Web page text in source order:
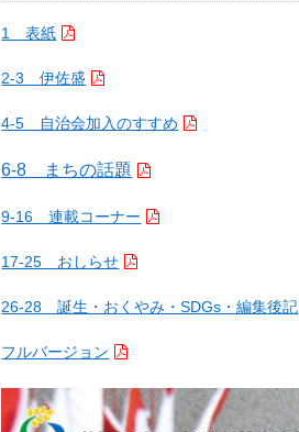
1 表紙
2-3 伊佐盛
4-5 自治会加入のすすめ
6-8 まちの話題
9-16 連載コーナー
17-25 おしらせ
26-28 誕生・おくやみ・SDGs・編集後記
フルバージョン